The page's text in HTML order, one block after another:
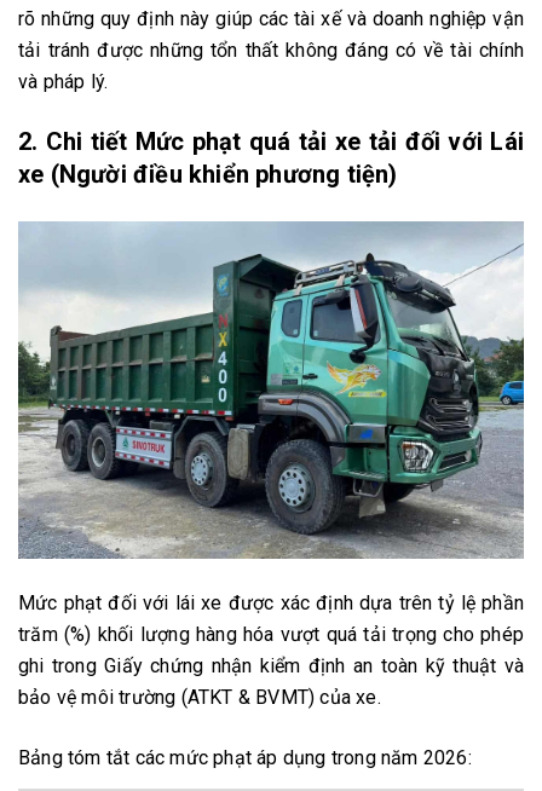
rõ những quy định này giúp các tài xế và doanh nghiệp vận
tải tránh được những tổn thất không đáng có về tài chính
và pháp lý.
2. Chi tiết Mức phạt quá tải xe tải đối với Lái
xe (Người điều khiển phương tiện)
Mức phạt đối với lái xe được xác định dựa trên tỷ lệ phần
trăm (%) khối lượng hàng hóa vượt quá tải trọng cho phép
ghi trong Giấy chứng nhận kiểm định an toàn kỹ thuật và
bảo vệ môi trường (ATKT & BVMT) của xe.
Bảng tóm tắt các mức phạt áp dụng trong năm 2026: